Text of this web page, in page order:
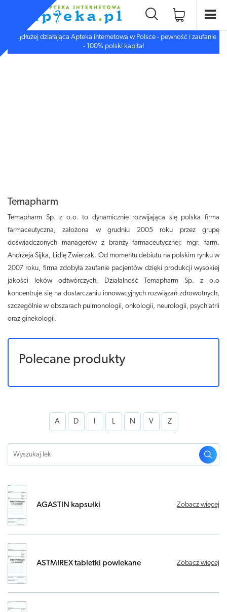
Najdłużej działająca Apteka internetowa w Polsce - pewność i zaufanie
- 100% polski kapitał
Temapharm
Temapharm Sp. z o.o. to dynamicznie rozwijająca się polska firma
farmaceutyczna, założona w grudniu 2005 roku przez grupę
doświadczonych managerów z branży farmaceutycznej: mgr. farm.
Andrzeja Sijka, Lidię Zwierzak. Od momentu debiutu na polskim rynku w
2007 roku, firma zdobyła zaufanie pacjentów dzięki produkcji wysokiej
jakości leków odtwórczych. Działalność Temapharm Sp. z o.o
koncentruje się na dostarczaniu innowacyjnych rozwiązań zdrowotnych,
szczególnie w obszarach pulmonologii, onkologii, neurologii, psychiatrii
oraz ginekologii.
Polecane produkty
A D I L N V Z
AGASTIN kapsułki Zobacz więcej
ASTMIREX tabletki powlekane Zobacz więcej